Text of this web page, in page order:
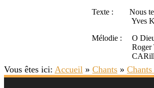
Texte : Nous te
Yves Kéler,
Mélodie : O Dieu
Roger
CARillons N°
Vous êtes ici: Accueil » Chants »